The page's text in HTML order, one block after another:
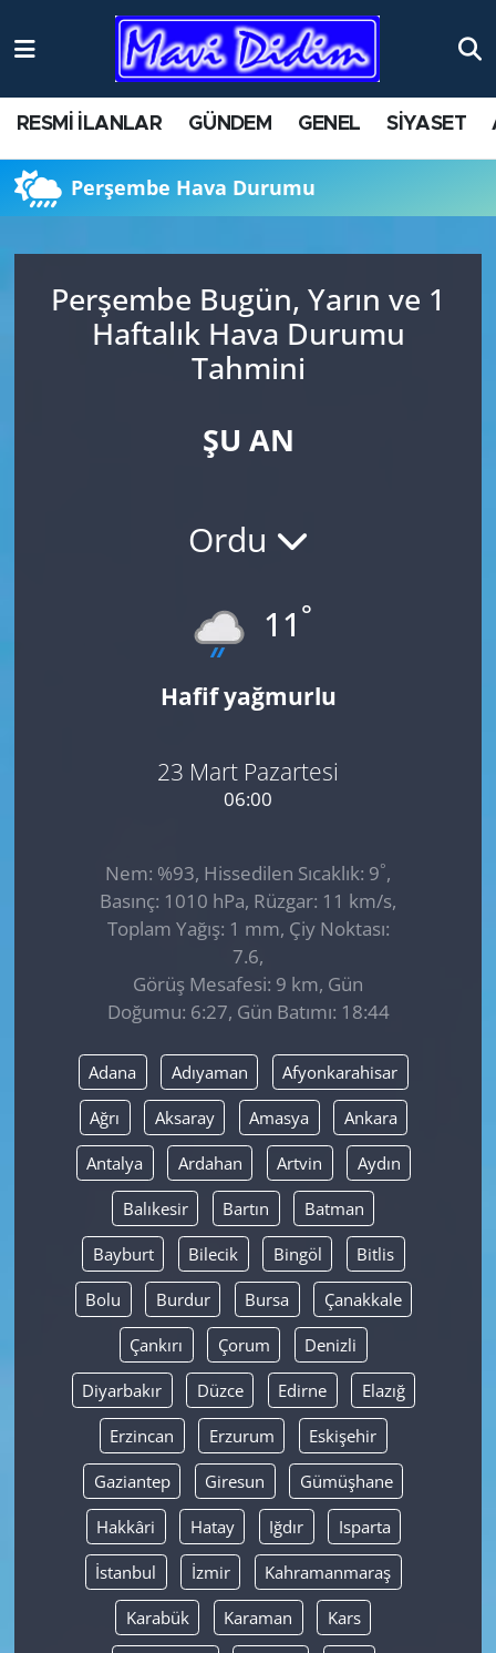
RESMİ İLANLAR GÜNDEM GENEL SİYASET
Perşembe Hava Durumu
Perşembe Bugün, Yarın ve 1
Haftalık Hava Durumu
Tahmini
ŞU AN
Ordu
11 °
Hafif yağmurlu
23 Mart Pazartesi
06:00
Nem: %93, Hissedilen Sıcaklık: 9°,
Basınç: 1010 hPa, Rüzgar: 11 km/s,
Toplam Yağış: 1 mm, Çiy Noktası:
7.6,
Görüş Mesafesi: 9 km, Gün
Doğumu: 6:27, Gün Batımı: 18:44
Adana Adıyaman Afyonkarahisar
Ağrı Aksaray Amasya Ankara
Antalya Ardahan Artvin Aydın
Balıkesir Bartın Batman
Bayburt Bilecik Bingöl Bitlis
Bolu Burdur Bursa Çanakkale
Çankırı Çorum Denizli
Diyarbakır Düzce Edirne Elazığ
Erzincan Erzurum Eskişehir
Gaziantep Giresun Gümüşhane
Hakkâri Hatay Iğdır Isparta
İstanbul İzmir Kahramanmaraş
Karabük Karaman Kars
ANTİK YERLER
AYDIN
BİLİM VE TEKNOLOJİ
ÇEVRE
KÜLTÜR SANAT
SAĞLIK
SİYASET
Nöbetçi Eczaneler
Namaz Vakitleri
Trafik Durumu
Süper Lig Puan Durumu ve Fikstür
Tüm Manşetler